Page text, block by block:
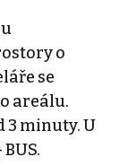
o
se
areálu.
3 minuty. U